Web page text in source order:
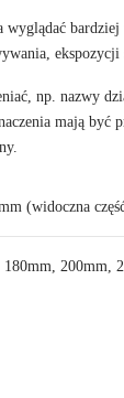
np. nazwy
mają być
.
(widoczna
200mm,